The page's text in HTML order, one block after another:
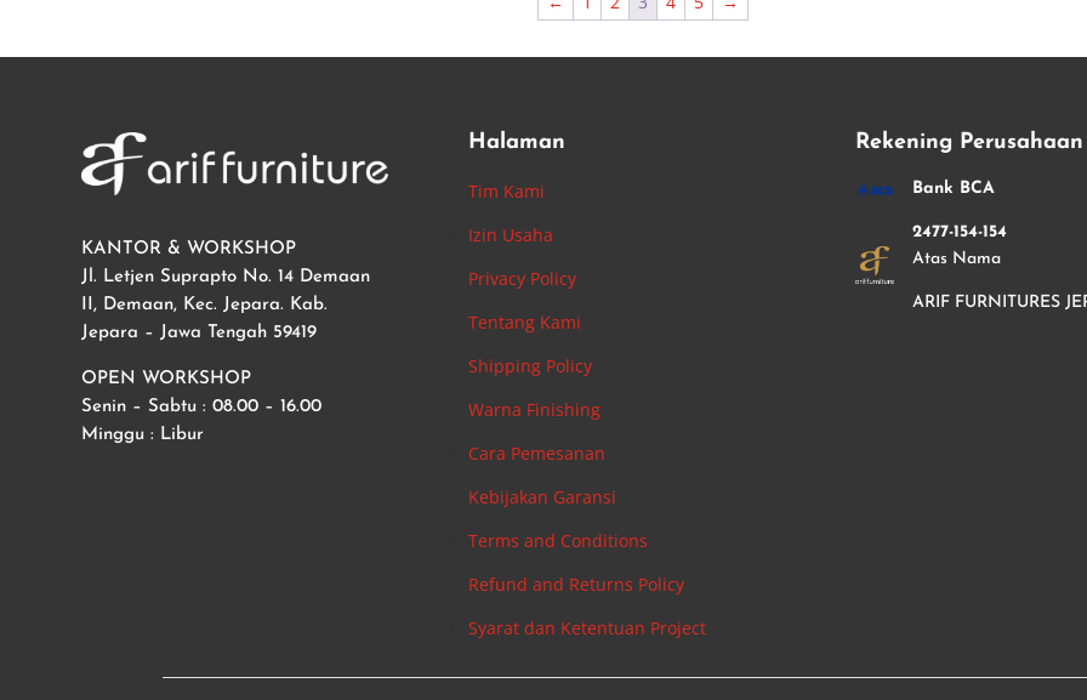
KANTOR & WORKSHOP
Jl. Letjen Suprapto No. 14 Demaan
II, Demaan, Kec. Jepara. Kab.
Jepara – Jawa Tengah 59419
OPEN WORKSHOP
Senin – Sabtu : 08.00 – 16.00
Minggu : Libur
Halaman
Tim Kami
Izin Usaha
Privacy Policy
Tentang Kami
Shipping Policy
Warna Finishing
Cara Pemesanan
Kebijakan Garansi
Terms and Conditions
Refund and Returns Policy
Syarat dan Ketentuan Project
Rekening Perusahaan
Bank BCA
2477-154-154
Atas Nama
ARIF FURNITURES